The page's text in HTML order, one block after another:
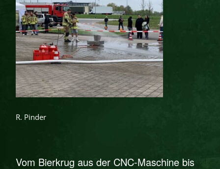
R. Pinder
Vom Bierkrug aus der CNC-Maschine bis